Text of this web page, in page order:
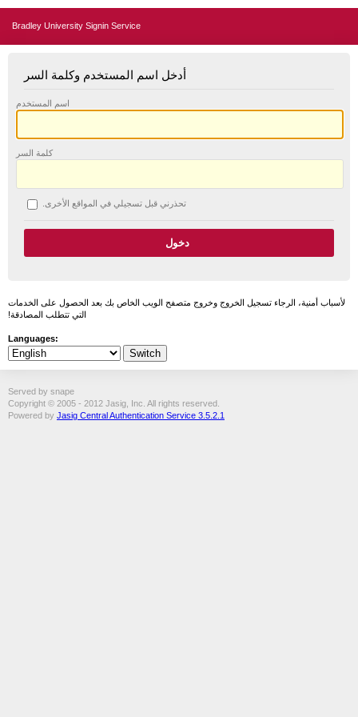
Bradley University Signin Service
أدخل اسم المستخدم وكلمة السر
اسم المستخدم
كلمة السر
تحذرني قبل تسجيلي في المواقع الأخرى.
لأسباب أمنية، الرجاء تسجيل الخروج وخروج متصفح الويب الخاص بك بعد الحصول على الخدمات
التي تتطلب المصادقة!
Languages:
Served by snape
Copyright © 2005 - 2012 Jasig, Inc. All rights reserved.
Powered by Jasig Central Authentication Service 3.5.2.1